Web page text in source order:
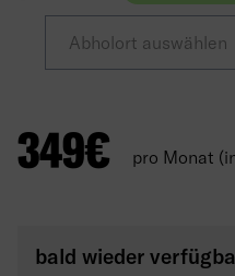
Abholort auswählen
349€ pro Monat
bald wieder